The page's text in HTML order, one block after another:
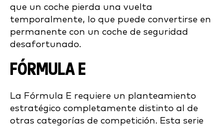
que un coche pierda una vuelta
temporalmente, lo que puede convertirse en
permanente con un coche de seguridad
desafortunado.
FÓRMULA E
La Fórmula E requiere un planteamiento
estratégico completamente distinto al de
otras categorías de competición. Esta serie